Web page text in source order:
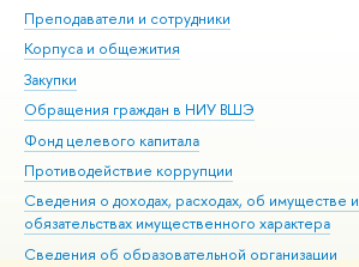
Преподаватели и сотрудники
Корпуса и общежития
Закупки
Обращения граждан в НИУ ВШЭ
Фонд целевого капитала
Противодействие коррупции
Сведения о доходах, расходах, об имуществе и
обязательствах имущественного характера
Сведения об образовательной организации